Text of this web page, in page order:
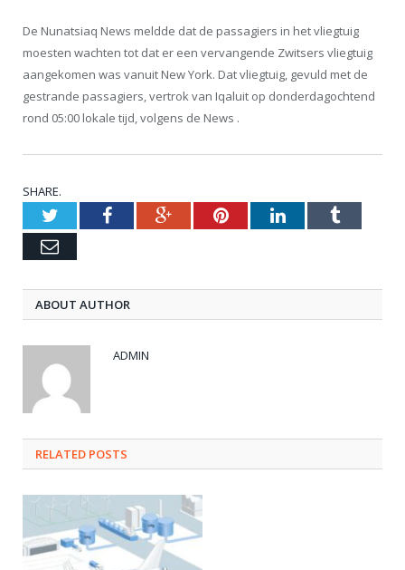
De Nunatsiaq News meldde dat de passagiers in het vliegtuig
moesten wachten tot dat er een vervangende Zwitsers vliegtuig
aangekomen was vanuit New York. Dat vliegtuig, gevuld met de
gestrande passagiers, vertrok van Iqaluit op donderdagochtend
rond 05:00 lokale tijd, volgens de News .
SHARE.
TwitterFacebookGoogle+PinterestLinkedInTumblr
Email
ABOUT AUTHOR
ADMIN
RELATED POSTS